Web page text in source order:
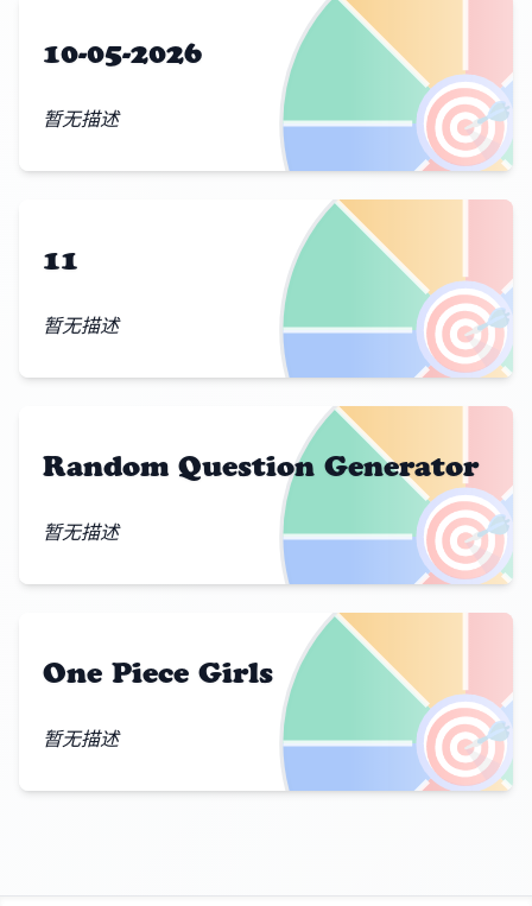
🎯
10-05-2026
暂无描述
🎯
11
暂无描述
🎯
Random Question Generator
暂无描述
🎯
One Piece Girls
暂无描述